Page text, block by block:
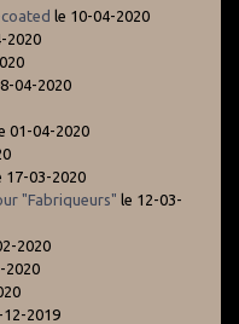
le 10-04-2020
2020
04-2020
01-04-2020
17-03-2020
"Fabriqueurs" le 12-03-
2020
2020
12-2019